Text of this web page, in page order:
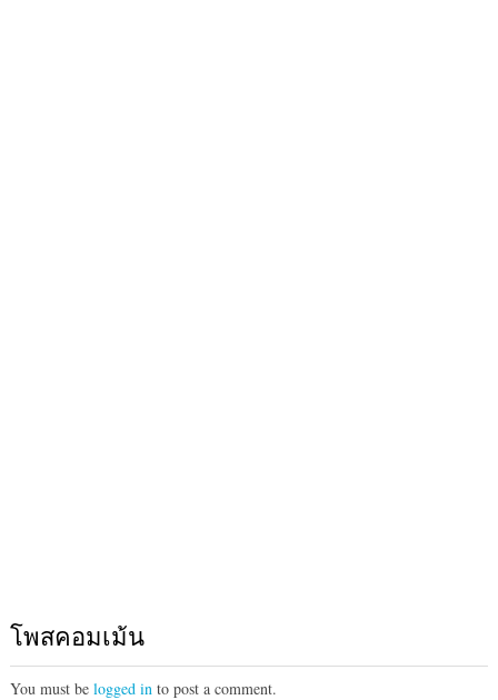
โพสคอมเม้น
You must be logged into post a comment.